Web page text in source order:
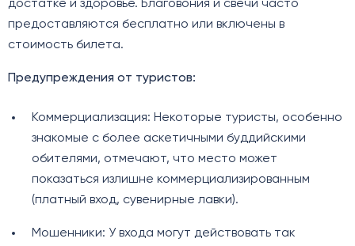
достатке и здоровье. Благовония и свечи часто
предоставляются бесплатно или включены в
стоимость билета.
Предупреждения от туристов:
Коммерциализация: Некоторые туристы, особенно
знакомые с более аскетичными буддийскими
обителями, отмечают, что место может
показаться излишне коммерциализированным
(платный вход, сувенирные лавки).
Мошенники: У входа могут действовать так